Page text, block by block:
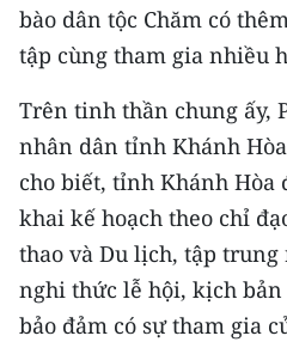
bào dân tộc Chăm có
tập cùng tham gia nhiều
Trên tinh thần chung ấy,
nhân dân tỉnh Khánh
cho biết, tỉnh Khánh
khai kế hoạch theo chỉ
thao và Du lịch, tập trung
nghi thức lễ hội, kịch
bảo đảm có sự tham gia